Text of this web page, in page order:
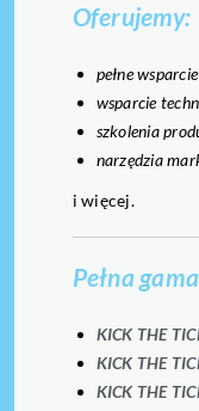
Oferujemy:
pełne
wsparcie
szkolenia
narzędzia
i więcej.
Pełna
KICK THE
KICK THE
KICK THE